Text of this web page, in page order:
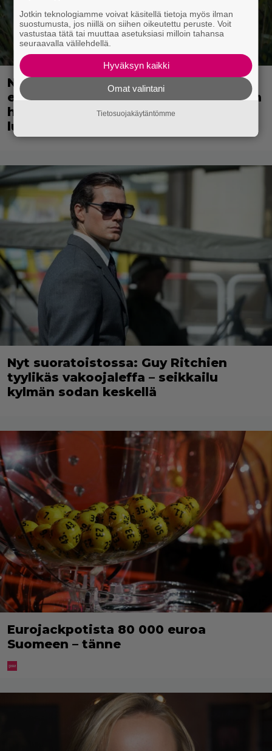
Nyt suoratoistona: 3 tähden scifileffa
ei ylitä edeltäjiään mutta ei myöskään
häpeä niiden seurassa – jatkoa on
luvassa
Nyt suoratoistossa: Guy Ritchien
tyylikäs vakoojaleffa – seikkailu
kylmän sodan keskellä
Eurojackpotista 80 000 euroa
Suomeen – tänne
Jotkin teknologiamme voivat käsitellä tietoja myös ilman
suostumusta, jos niillä on siihen oikeutettu peruste. Voit
vastustaa tätä tai muuttaa asetuksiasi milloin tahansa
seuraavalla välilehdellä.
Hyväksyn kaikki
Omat valintani
Tietosuojakäytäntömme